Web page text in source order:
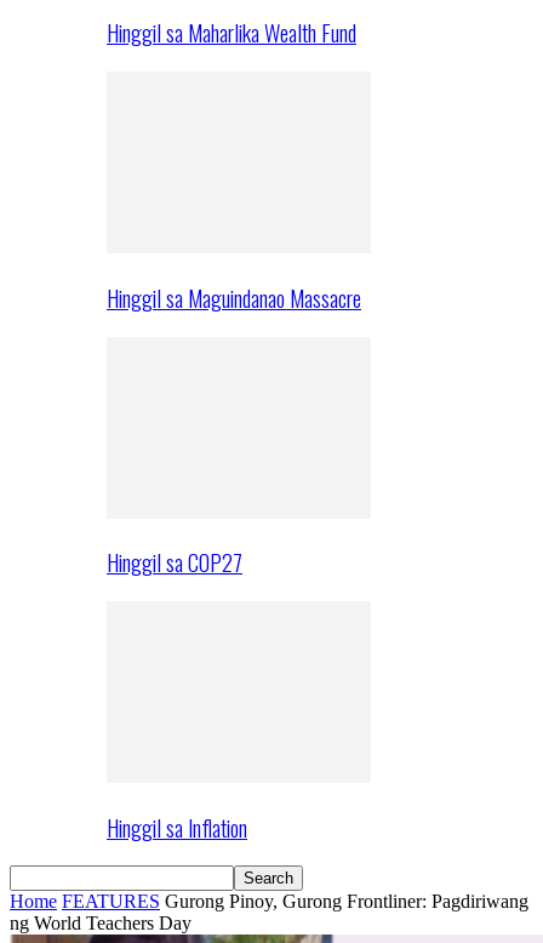
Hinggil sa Maharlika Wealth Fund
Hinggil sa Maguindanao Massacre
Hinggil sa COP27
Hinggil sa Inflation
Home FEATURES Gurong Pinoy, Gurong Frontliner: Pagdiriwang
ng World Teachers Day